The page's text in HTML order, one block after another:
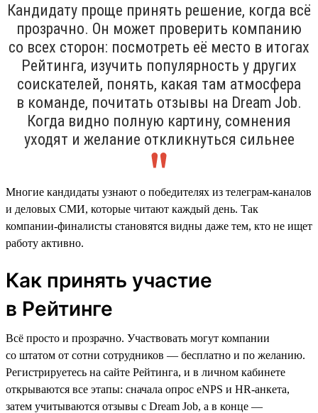
Кандидату проще принять решение, когда всё
прозрачно. Он может проверить компанию
со всех сторон: посмотреть её место в итогах
Рейтинга, изучить популярность у других
соискателей, понять, какая там атмосфера
в команде, почитать отзывы на Dream Job.
Когда видно полную картину, сомнения
уходят и желание откликнуться сильнее
Многие кандидаты узнают о победителях из телеграм-каналов
и деловых СМИ, которые читают каждый день. Так
компании-финалисты становятся видны даже тем, кто не ищет
работу активно.
Как принять участие
в Рейтинге
Всё просто и прозрачно. Участвовать могут компании
со штатом от сотни сотрудников — бесплатно и по желанию.
Регистрируетесь на сайте Рейтинга, и в личном кабинете
открываются все этапы: сначала опрос eNPS и HR-анкета,
затем учитываются отзывы с Dream Job, а в конце —